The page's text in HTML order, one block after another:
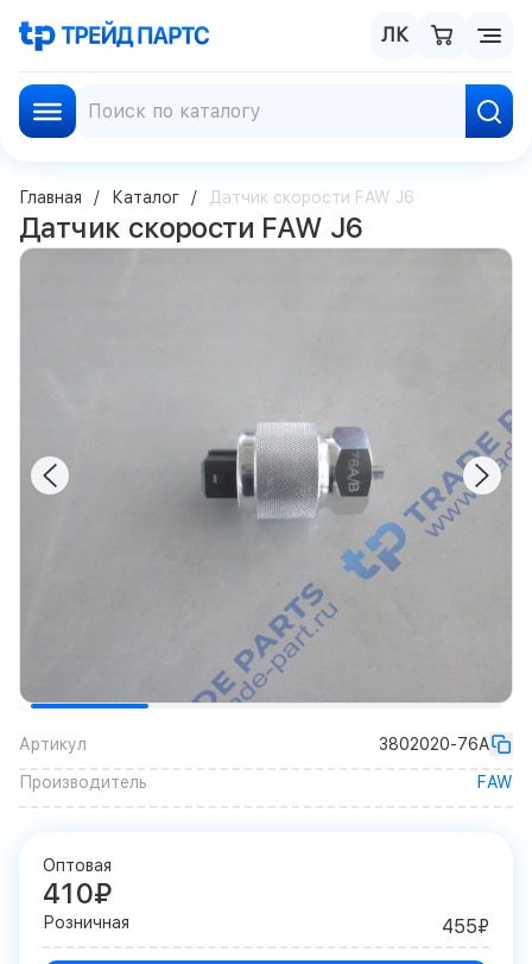
ЛК
Главная Каталог Датчик скорости FAW J6
Датчик скорости FAW J6
Артикул
3802020-76A
Производитель
FAW
Оптовая
410₽
Розничная 455₽